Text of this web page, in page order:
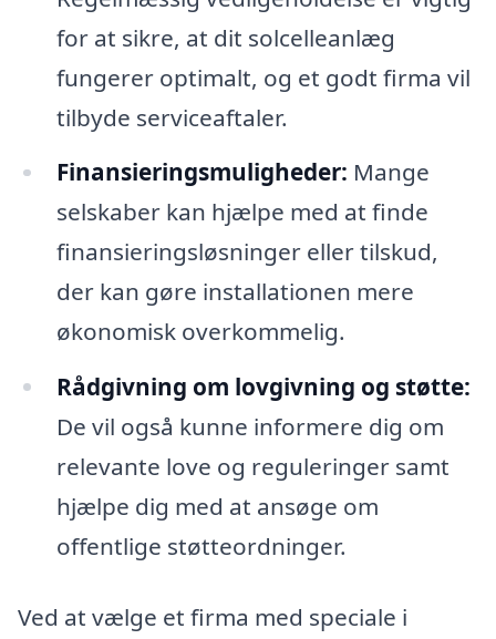
for at sikre, at dit solcelleanlæg
fungerer optimalt, og et godt firma vil
tilbyde serviceaftaler.
Finansieringsmuligheder: Mange
selskaber kan hjælpe med at finde
finansieringsløsninger eller tilskud,
der kan gøre installationen mere
økonomisk overkommelig.
Rådgivning om lovgivning og støtte:
De vil også kunne informere dig om
relevante love og reguleringer samt
hjælpe dig med at ansøge om
offentlige støtteordninger.
Ved at vælge et firma med speciale i